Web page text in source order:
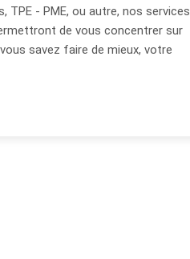
TPE - PME, ou autre, nos services
de vous concentrer sur
savez faire de mieux, votre